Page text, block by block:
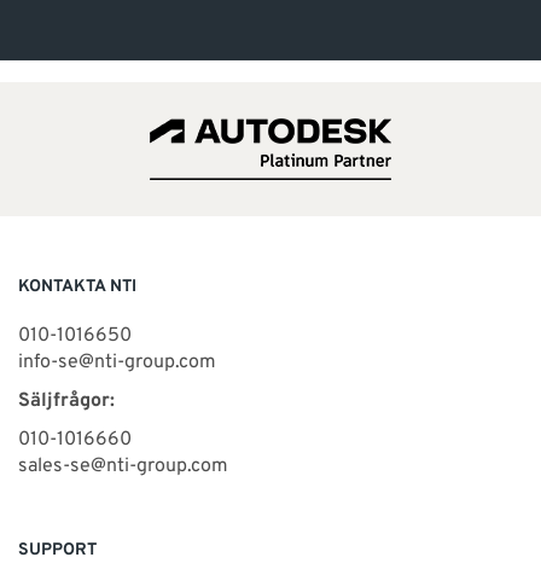
KONTAKTA NTI
010-1016650
info-se@nti-group.com
Säljfrågor:
010-1016660
sales-se@nti-group.com
SUPPORT